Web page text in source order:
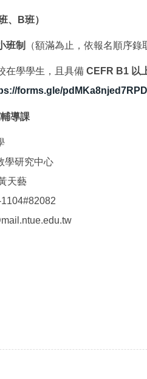
、B班）
班制 （額滿為止，依報名順序錄
在學學生，且具備 CEFR B1 以
forms.gle/
學研究中心
天藝